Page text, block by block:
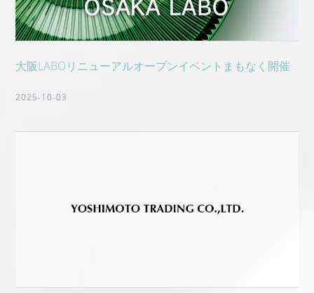
大阪LABOリニューアルオープンイベントまもなく開催
2025-10-03